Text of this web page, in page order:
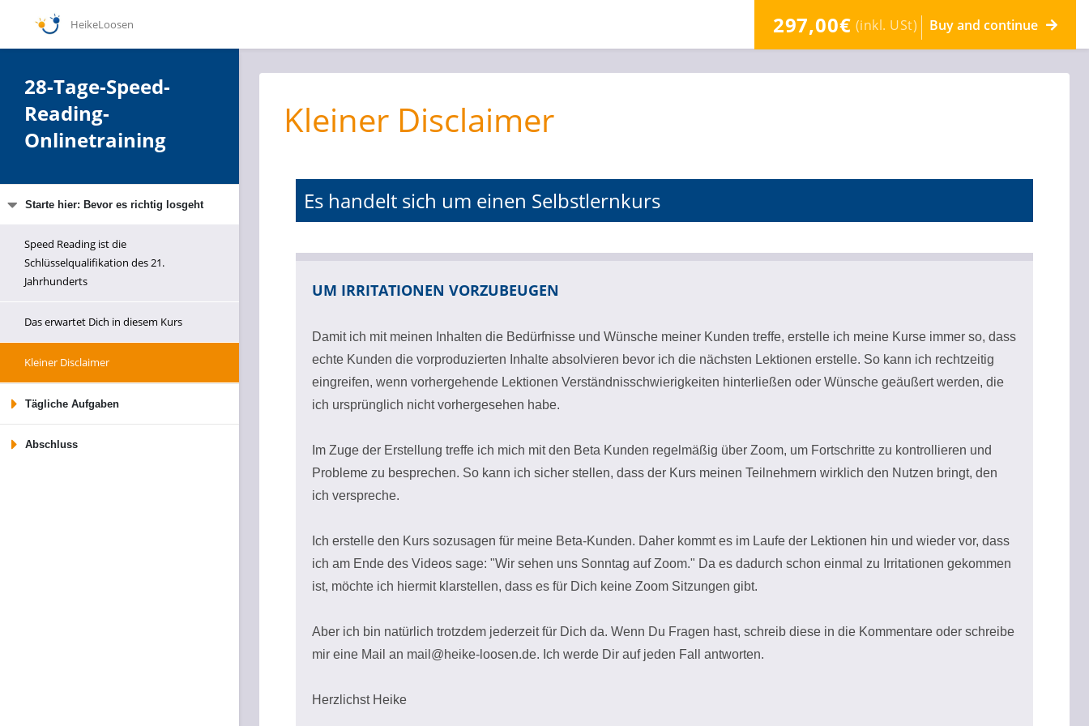
HeikeLoosen 297,00€ (inkl. USt) Buy and continue
28-Tage-Speed-
Reading-
Onlinetraining
Starte hier: Bevor es richtig losgeht
Speed Reading ist die
Schlüsselqualifikation des 21.
Jahrhunderts
Das erwartet Dich in diesem Kurs
Kleiner Disclaimer
Tägliche Aufgaben
Abschluss
Kleiner Disclaimer
Es handelt sich um einen Selbstlernkurs
UM IRRITATIONEN VORZUBEUGEN
Damit ich mit meinen Inhalten die Bedürfnisse und Wünsche meiner Kunden treffe, erstelle ich meine Kurse immer so, dass
echte Kunden die vorproduzierten Inhalte absolvieren bevor ich die nächsten Lektionen erstelle. So kann ich rechtzeitig
eingreifen, wenn vorhergehende Lektionen Verständnisschwierigkeiten hinterließen oder Wünsche geäußert werden, die
ich ursprünglich nicht vorhergesehen habe.
Im Zuge der Erstellung treffe ich mich mit den Beta Kunden regelmäßig über Zoom, um Fortschritte zu kontrollieren und
Probleme zu besprechen. So kann ich sicher stellen, dass der Kurs meinen Teilnehmern wirklich den Nutzen bringt, den
ich verspreche.
Ich erstelle den Kurs sozusagen für meine Beta-Kunden. Daher kommt es im Laufe der Lektionen hin und wieder vor, dass
ich am Ende des Videos sage: "Wir sehen uns Sonntag auf Zoom." Da es dadurch schon einmal zu Irritationen gekommen
ist, möchte ich hiermit klarstellen, dass es für Dich keine Zoom Sitzungen gibt.
Aber ich bin natürlich trotzdem jederzeit für Dich da. Wenn Du Fragen hast, schreib diese in die Kommentare oder schreibe
mir eine Mail an mail@heike-loosen.de. Ich werde Dir auf jeden Fall antworten.
Herzlichst Heike